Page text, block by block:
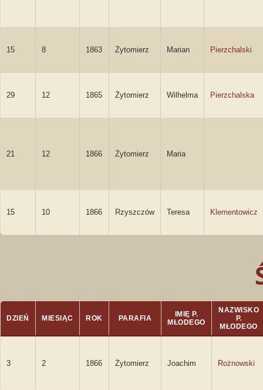
15 8 1863 Żytomierz Marian Pierzchalski
29 12 1865 Żytomierz Wilhelma Pierzchalska
21 12 1866 Żytomierz Maria
15 10 1866 Rzyszczów Teresa Klementowicz
DZIEŃ MIESIĄC ROK PARAFIA
IMIĘ P.
MŁODEGO
NAZWISKO
P.
MŁODEGO
3 2 1866 Żytomierz Joachim Rożnowski